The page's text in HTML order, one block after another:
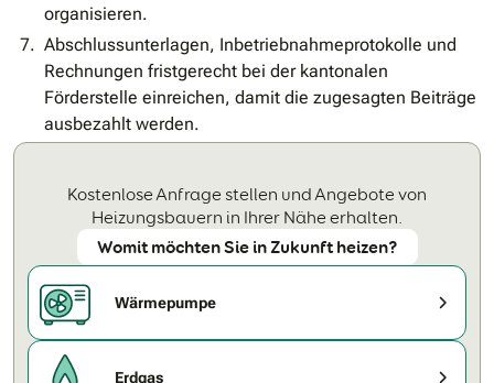
organisieren.
Abschlussunterlagen, Inbetriebnahmeprotokolle und
Rechnungen fristgerecht bei der kantonalen
Förderstelle einreichen, damit die zugesagten Beiträge
ausbezahlt werden.
Kostenlose Anfrage stellen und Angebote von
Heizungsbauern in Ihrer Nähe erhalten.
Womit möchten Sie in Zukunft heizen?
Wärmepumpe
Erdgas